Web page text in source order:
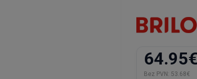
64.95€
Bez PVN: 53.68€